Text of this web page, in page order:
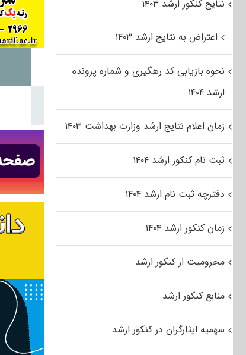
نتایج کنکور ارشد ۱۴۰۳
اعتراض به نتایج ارشد ۱۴۰۳
نحوه بازیابی کد رهگیری و شماره پرونده
ارشد ۱۴۰۴
زمان اعلام نتایج ارشد وزارت بهداشت ۱۴۰۳
ثبت نام کنکور ارشد ۱۴۰۴
دفترچه ثبت نام ارشد ۱۴۰۴
زمان کنکور ارشد ۱۴۰۴
محرومیت از کنکور ارشد
منابع کنکور ارشد
سهمیه ایثارگران در کنکور ارشد